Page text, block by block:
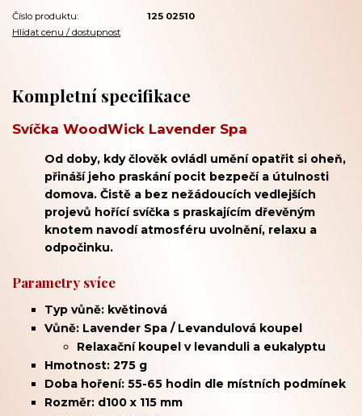
Číslo produktu:
125 02510
Hlídat cenu / dostupnost
Kompletní specifikace
Svíčka WoodWick Lavender Spa
Od doby, kdy člověk ovládl umění opatřit si oheň,
přináší jeho praskání pocit bezpečí a útulnosti
domova. Čistě a bez nežádoucích vedlejších
projevů hořící svíčka s praskajícím dřevěným
knotem navodí atmosféru uvolnění, relaxu a
odpočinku.
Parametry svíce
Typ vůně: květinová
Vůně: Lavender Spa / Levandulová koupel
Relaxační koupel v levanduli a eukalyptu
Hmotnost: 275 g
Doba hoření: 55-65 hodin dle místních podmínek
Rozměr: d100 x 115 mm